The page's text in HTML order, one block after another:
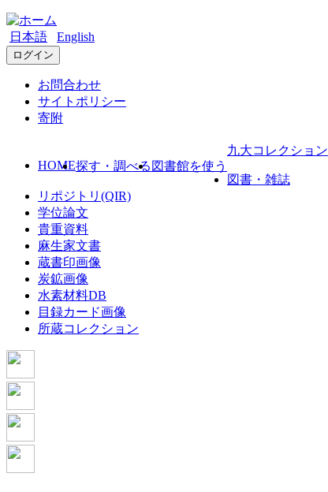
日本語 English
ログイン
お問合わせ
サイトポリシー
寄附
HOME探す・調べる 図書館を使う
九大コレクション
図書・雑誌
リポジトリ(QIR)
学位論文
貴重資料
麻生家文書
蔵書印画像
炭鉱画像
水素材料DB
目録カード画像
所蔵コレクション